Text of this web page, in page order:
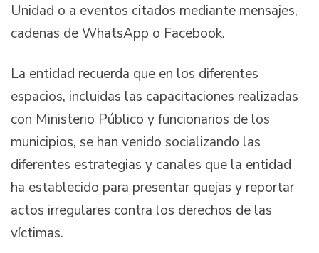
Unidad o a eventos citados mediante mensajes,
cadenas de WhatsApp o Facebook.
La entidad recuerda que en los diferentes
espacios, incluidas las capacitaciones realizadas
con Ministerio Público y funcionarios de los
municipios, se han venido socializando las
diferentes estrategias y canales que la entidad
ha establecido para presentar quejas y reportar
actos irregulares contra los derechos de las
víctimas.